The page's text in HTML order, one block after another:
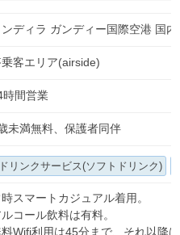
ンディラ ガンディー国際空港 国
客エリア(airside)
時間営業
未満無料、保護者同伴
ドリンクサービス(ソフトドリンク)
スマートカジュアル着用。
コール飲料は有料。
Wifi利用は45分まで、それ以降